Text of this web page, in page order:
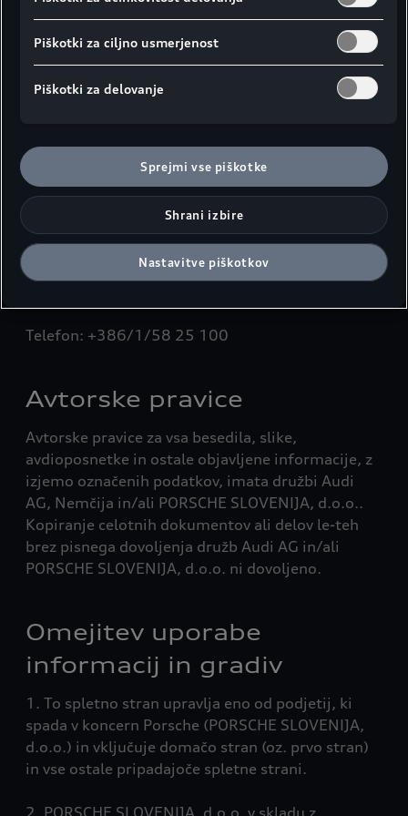
teh, ti lahko vplivajo na raven varnosti, ki jo nudi
vozilo. Ker je ponudba dopolnilne opreme na
tržišču izjemno obširna, Audi ne more preverjati
garancije vašega vozila.
PORSCHE SLOVENIJA, d.o.o.
Generalni uvoznik in zastopnik za vozila Audi
Bravničarjeva ulica 5
Telefon: +386/1/58 25 100
Avtorske pravice
Avtorske pravice za vsa besedila, slike,
avdioposnetke in ostale objavljene informacije, z
izjemo označenih podatkov, imata družbi Audi
AG, Nemčija in/ali PORSCHE SLOVENIJA, d.o.o..
Kopiranje celotnih dokumentov ali delov le-teh
brez pisnega dovoljenja družb Audi AG in/ali
PORSCHE SLOVENIJA, d.o.o. ni dovoljeno.
Omejitev uporabe
informacij in gradiv
1. To spletno stran upravlja eno od podjetij, ki
spada v koncern Porsche (PORSCHE SLOVENIJA,
d.o.o.) in vključuje domačo stran (oz. prvo stran)
in vse ostale pripadajoče spletne strani.
2. PORSCHE SLOVENIJA, d.o.o. v skladu z
Piškotki za ciljno usmerjenost
Piškotki za delovanje
Sprejmi vse piškotke
Shrani izbire
Nastavitve piškotkov